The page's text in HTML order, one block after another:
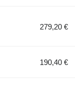
279,20 €
190,40 €